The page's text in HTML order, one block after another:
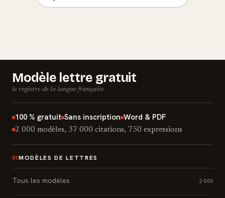
Modèle lettre gratuit
le registre de la langue française
100 % gratuit Sans inscription Word & PDF
2 000 modèles, 37 000 citations, 750 expressions
01 MODÈLES DE LETTRES
Tous les modèles 2 000